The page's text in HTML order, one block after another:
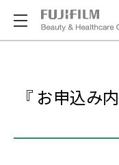
『 お申込み